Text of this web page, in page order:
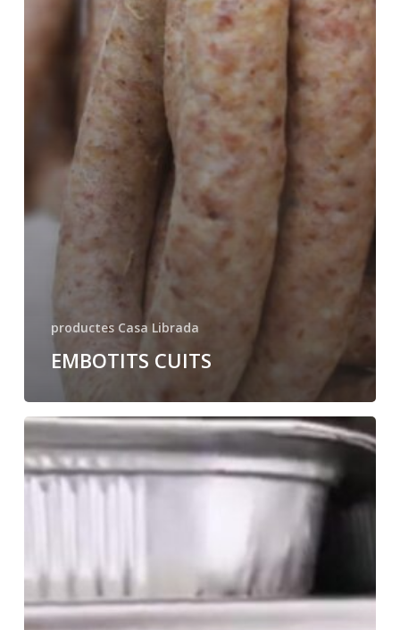
productes Casa Librada
EMBOTITS CUITS